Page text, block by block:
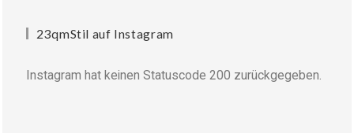
23qmStil auf Instagram
Instagram hat keinen Statuscode 200 zurückgegeben.